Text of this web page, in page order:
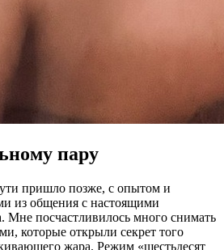
пару
пришло позже, с опытом и
из общения с настоящими
Мне посчастливилось много снимать
которые открыли секрет того
жара. Режим «шестьдесят